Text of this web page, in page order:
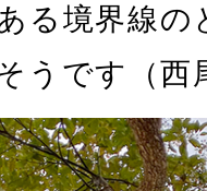
る境界線
うです（西